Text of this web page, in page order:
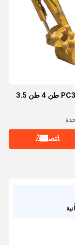
محفر كوماتسو الأصلي PC30 PC35 PC40MR 3 طن 4 طن 3.5
ﺎﺘﺼﻟ ﺍﻶﻧ
,